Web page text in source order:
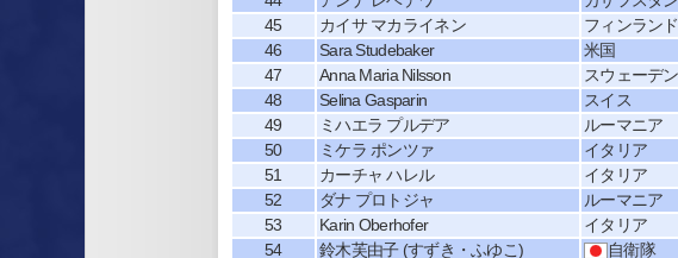
45
カイサ マカライネン フィンランド
46
Sara Studebaker 米国
47
Anna Maria Nilsson スウェーデン
48
Selina Gasparin スイス
49
ミハエラ プルデア ルーマニア
50
ミケラ ポンツァ イタリア
51
カーチャ ハレル イタリア
52
ダナ プロトジャ ルーマニア
53
Karin Oberhofer イタリア
54
鈴木芙由子 (すずき・ふゆこ) 自衛隊